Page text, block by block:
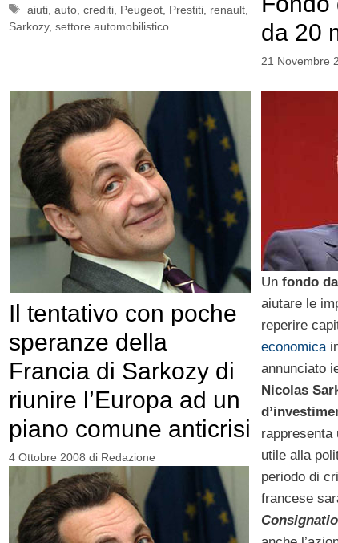
Tag
aiuti ,auto ,crediti Peugeot Prestiti renault
Sarkozy, settore automobilistico
da 20
21 Novembre
Un fondo
aiutare le
reperire
economica
annunciato
Nicolas
rappresenta
utile alla
periodo di
francese
Il tentativo con poche
speranze della
Francia di Sarkozy di
riunire l’Europa ad un
piano comune anticrisi
4 Ottobre 2008 di Redazione